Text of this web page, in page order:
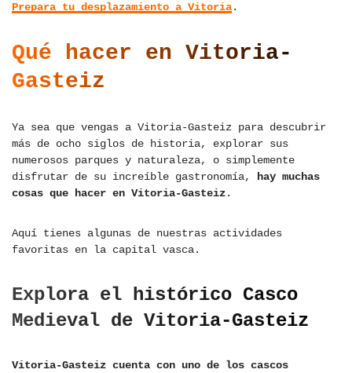
Prepara tu desplazamiento a Vitoria.
Qué hacer en Vitoria-
Gasteiz
Ya sea que vengas a Vitoria-Gasteiz para descubrir
más de ocho siglos de historia, explorar sus
numerosos parques y naturaleza, o simplemente
disfrutar de su increíble gastronomía, hay muchas
cosas que hacer en Vitoria-Gasteiz.
Aquí tienes algunas de nuestras actividades
favoritas en la capital vasca.
Explora el histórico Casco
Medieval de Vitoria-Gasteiz
Vitoria-Gasteiz cuenta con uno de los cascos